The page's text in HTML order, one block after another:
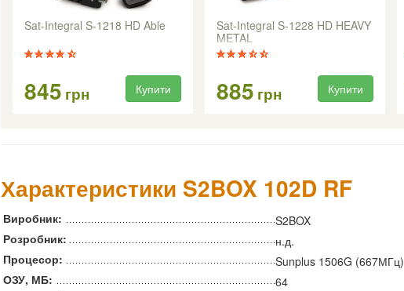
Sat-Integral S-1218 HD Able
845 грн Купити
Sat-Integral S-1228 HD HEAVY
METAL
885 грн Купити
Характеристики S2BOX 102D RF
Виробник:
S2BOX
Розробник:
н.д.
Процесор:
Sunplus 1506G (667МГц)
ОЗУ, МБ:
64